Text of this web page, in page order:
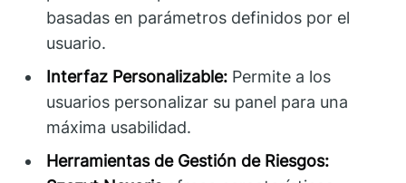
basadas en parámetros definidos por el
usuario.
Interfaz Personalizable: Permite a los
usuarios personalizar su panel para una
máxima usabilidad.
Herramientas de Gestión de Riesgos: